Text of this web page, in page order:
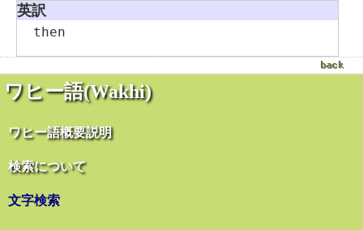
ワヒー語(Wakhi)
ワヒー語概要説明
検索について
文字検索
英訳
then